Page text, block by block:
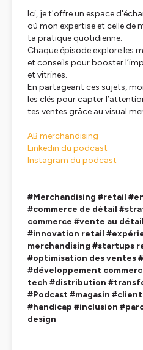
Ici, je t'offre un espace
où mon expertise et celle de
ta pratique quotidienne.
Chaque épisode explore les
et conseils pour booster
et vitrines.
En partageant ces sujets,
les clés pour capter
tes ventes grâce au visual
AB merchandising
Linkedin du podcast
Instagram du podcast
#Merchandising #retail
#commerce de détail
commerce #vente au
#innovation retail
merchandising #startups
#optimisation des ventes
#développement
tech #distribution
#Podcast #magasin
#handicap #inclusion
design